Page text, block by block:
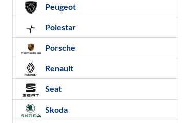
Peugeot
Polestar
Porsche
Renault
Seat
Skoda